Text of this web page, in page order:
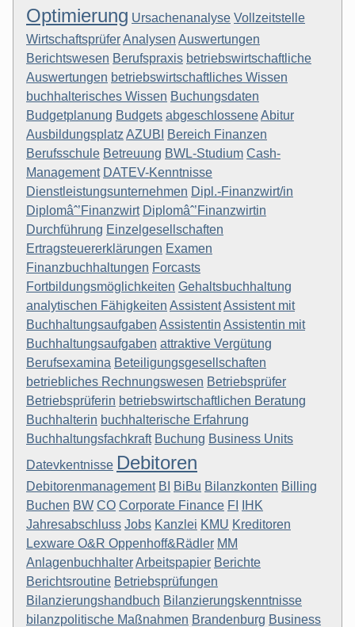
Optimierung Ursachenanalyse Vollzeitstelle
WirtschaftsprüferAnalysen Auswertungen
Berichtswesen Berufspraxis betriebswirtschaftliche
Auswertungen betriebswirtschaftliches Wissen
buchhalterisches Wissen Buchungsdaten
Budgetplanung Budgets abgeschlosseneAbitur
Ausbildungsplatz AZUBI
Bereich Finanzen
Berufsschule Betreuung BWL-Studium Cash-
Management DATEV-Kenntnisse
Dienstleistungsunternehmen Dipl.-Finanzwirt/in
Diplomâˆ’Finanzwirt Diplomâˆ’Finanzwirtin
Durchführung Einzelgesellschaften
Ertragsteuererklärungen Examen
Finanzbuchhaltungen Forcasts
Fortbildungsmöglichkeiten Gehaltsbuchhaltung
analytischen Fähigkeiten AssistentAssistent mit
Buchhaltungsaufgaben Assistentin Assistentin mit
Buchhaltungsaufgaben attraktive Vergütung
Berufsexamina Beteiligungsgesellschaften
betriebliches Rechnungswesen Betriebsprüfer
Betriebsprüferin betriebswirtschaftlichen Beratung
Buchhalterin buchhalterische Erfahrung
Buchhaltungsfachkraft Buchung Business Units
Datevkentnisse Debitoren
Debitorenmanagement BI BiBu Bilanzkonten Billing
Buchen BW CO Corporate Finance FI
IHK
Jahresabschluss Jobs Kanzlei KMU Kreditoren
Lexware O&R Oppenhoff&Rädler MM
AnlagenbuchhalterArbeitspapier Berichte
Berichtsroutine Betriebsprüfungen
Bilanzierungshandbuch Bilanzierungskenntnisse
bilanzpolitische Maßnahmen Brandenburg Business